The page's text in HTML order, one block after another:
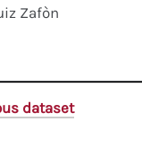
Zafòn
dataset